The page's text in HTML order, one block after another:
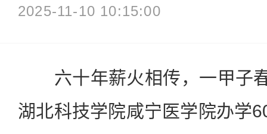
2025-11-10 10:15:00
六十年薪火相传，一甲子
湖北科技学院咸宁医学院办学